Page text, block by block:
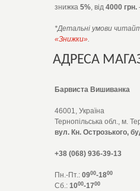
знижка 5%, від 4000 грн.
*Детальні умови
«Знижки».
АДРЕСА
Барвиста Вишиванка
46001, Україна
Тернопільська обл., м.
вул. Кн. Острозького,
+38 (068) 936-39-13
Пн.-Пт.: 0900-1800
Сб.: 1000-1700